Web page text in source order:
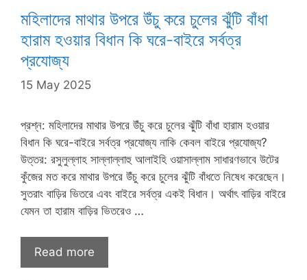
মহিলাদের মাথার উপরে উঁচু করে চুলের ঝুঁটি বাঁধা
হারাম হওয়ার বিধান কি ঘরে-বাইরে সর্বত্র
প্রযোজ্য
15 May 2025
প্রশ্ন: মহিলাদের মাথার উপরে উঁচু করে চুলের ঝুঁটি বাঁধা হারাম হওয়ার
বিধান কি ঘরে-বাইরে সর্বত্র প্রযোজ্য নাকি কেবল বাইরে প্রযোজ্য?
উত্তর: রসুলুল্লাহ সাল্লাল্লাহু আলাইহি ওয়াসাল্লাম সাধারণভাবে উটের
কুঁজের মত করে মাথার উপরে উঁচু করে চুলের ঝুঁটি বাঁধতে নিষেধ করেছেন।
সুতরাং বাড়ির ভিতরে এবং বাইরে সর্বত্র একই বিধান। অর্থাৎ বাড়ির বাইরে
যেমন তা হারাম বাড়ির ভিতরেও …
Read more